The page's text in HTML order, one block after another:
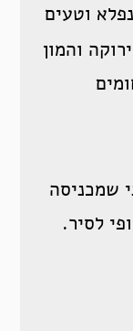
וטעים
והמון
שמכניסה
לסיר.